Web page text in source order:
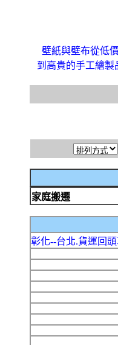
壁紙與壁布從低
到高貴的手工繪製
家庭搬遷
彰化--台北.貨運回